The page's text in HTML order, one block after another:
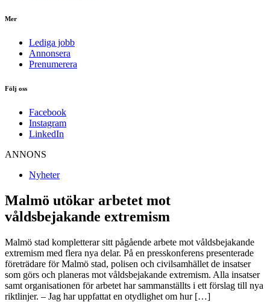
Mer
Lediga jobb
Annonsera
Prenumerera
Följ oss
Facebook
Instagram
LinkedIn
ANNONS
Nyheter
Malmö utökar arbetet mot
våldsbejakande extremism
Malmö stad kompletterar sitt pågående arbete mot våldsbejakande
extremism med flera nya delar. På en presskonferens presenterade
företrädare för Malmö stad, polisen och civilsamhället de insatser
som görs och planeras mot våldsbejakande extremism. Alla insatser
samt organisationen för arbetet har sammanställts i ett förslag till nya
riktlinjer. – Jag har uppfattat en otydlighet om hur […]